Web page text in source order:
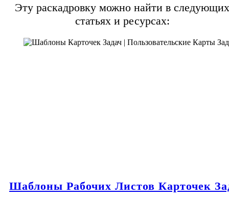
Эту раскадровку можно найти в следующих
статьях и ресурсах:
Шаблоны Рабочих Листов Карточек